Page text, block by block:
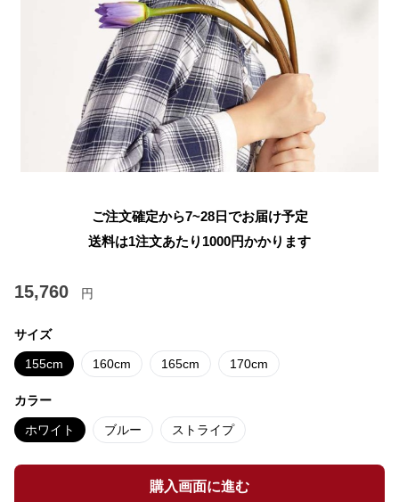
ご注文確定から7~28日でお届け予定
送料は1注文あたり 1000円かかります
15,760 円
サイズ
155cm 160cm 165cm 170cm
カラー
ホワイト ブルー ストライプ
購入画面に進む